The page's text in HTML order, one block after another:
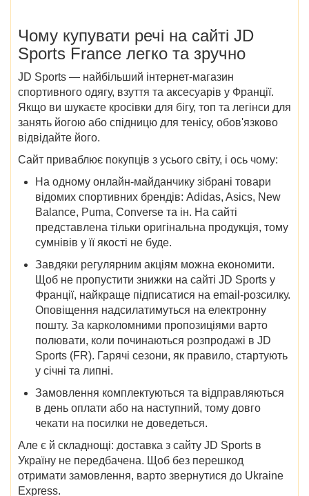
Чому купувати речі на сайті JD
Sports France легко та зручно
JD Sports — найбільший інтернет-магазин
спортивного одягу, взуття та аксесуарів у Франції.
Якщо ви шукаєте кросівки для бігу, топ та легінси для
занять йогою або спідницю для тенісу, обов'язково
відвідайте його.
Сайт приваблює покупців з усього світу, і ось чому:
На одному онлайн-майданчику зібрані товари
відомих спортивних брендів: Adidas, Asics, New
Balance, Puma, Converse та ін. На сайті
представлена тільки оригінальна продукція, тому
сумнівів у її якості не буде.
Завдяки регулярним акціям можна економити.
Щоб не пропустити знижки на сайті JD Sports у
Франції, найкраще підписатися на email-розсилку.
Оповіщення надсилатимуться на електронну
пошту. За карколомними пропозиціями варто
полювати, коли починаються розпродажі в JD
Sports (FR). Гарячі сезони, як правило, стартують
у січні та липні.
Замовлення комплектуються та відправляються
в день оплати або на наступний, тому довго
чекати на посилки не доведеться.
Але є й складнощі: доставка з сайту JD Sports в
Україну не передбачена. Щоб без перешкод
отримати замовлення, варто звернутися до Ukraine
Express.